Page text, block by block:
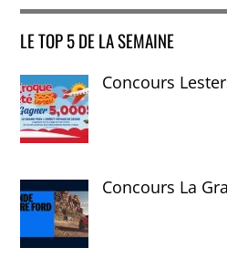
LE TOP 5 DE LA SEMAINE
Concours
Concours La